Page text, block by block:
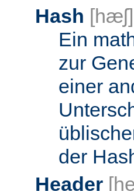
Hash [hæʃ]
Ein
zur
einer
der
Header